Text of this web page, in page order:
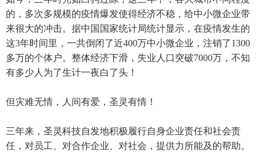
的，多次多规模的疫情爆发使得经济不稳，给中小微企业带
来很大的冲击。据中国国家统计局统计显示，在疫情发生的
这3年时间里，一共倒闭了近400万中小微企业，注销了1300
多万的个体户。整体经济下滑，失业人口突破7000万，不知
有多少人为了生计一夜白了头！
但灾难无情，人间有爱，圣灵有情！
三年来，圣灵科技自发地积极履行自身企业责任和社会责
任，对员工、对合作企业、对社会，提供力所能及的帮助。